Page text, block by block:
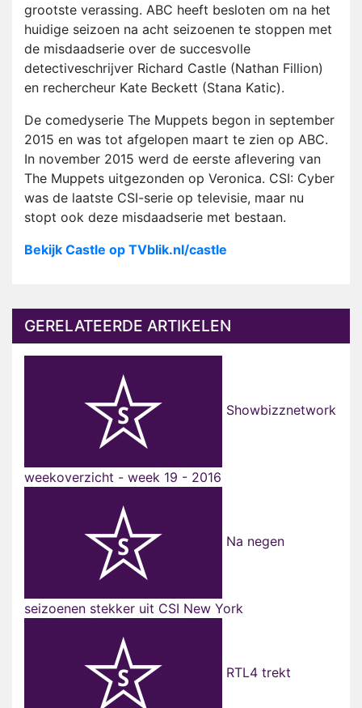
grootste verassing. ABC heeft besloten om na het
huidige seizoen na acht seizoenen te stoppen met
de misdaadserie over de succesvolle
detectiveschrijver Richard Castle (Nathan Fillion)
en rechercheur Kate Beckett (Stana Katic).
De comedyserie The Muppets begon in september
2015 en was tot afgelopen maart te zien op ABC.
In november 2015 werd de eerste aflevering van
The Muppets uitgezonden op Veronica. CSI: Cyber
was de laatste CSI-serie op televisie, maar nu
stopt ook deze misdaadserie met bestaan.
Bekijk Castle op TVblik.nl/castle
GERELATEERDE ARTIKELEN
Showbizznetwork
weekoverzicht - week 19 - 2016
Na negen
seizoenen stekker uit CSI New York
RTL4 trekt